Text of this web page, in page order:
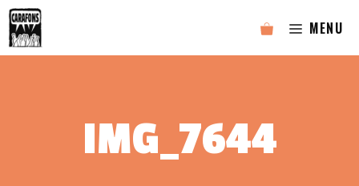
Aller
au
contenu
MENU
IMG_7644